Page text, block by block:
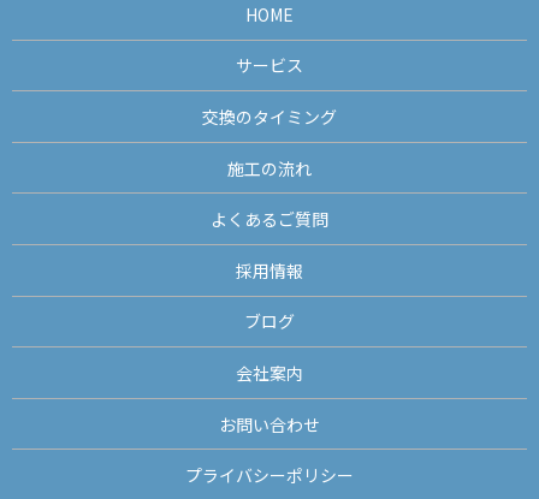
HOME
サービス
交換のタイミング
施工の流れ
よくあるご質問
採用情報
ブログ
会社案内
お問い合わせ
プライバシーポリシー